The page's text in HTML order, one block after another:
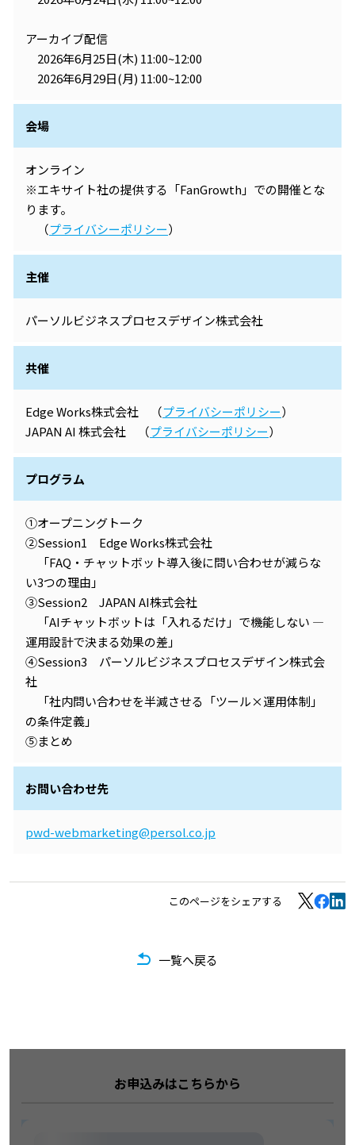
アーカイブ配信
2026年6月25日(木) 11:00~12:00
2026年6月29日(月) 11:00~12:00
会場
オンライン
※エキサイト社の提供する「FanGrowth」での開催とな
ります。
（プライバシーポリシー）
主催
パーソルビジネスプロセスデザイン株式会社
共催
Edge Works株式会社 （プライバシーポリシー）
JAPAN AI 株式会社 （プライバシーポリシー）
プログラム
①オープニングトーク
②Session1 Edge Works株式会社
「FAQ・チャットボット導入後に問い合わせが減らな
い3つの理由」
③Session2 JAPAN AI株式会社
「AIチャットボットは「入れるだけ」で機能しない ―
運用設計で決まる効果の差」
④Session3 パーソルビジネスプロセスデザイン株式会
社
「社内問い合わせを半減させる「ツール×運用体制」
の条件定義」
⑤まとめ
お問い合わせ先
pwd-webmarketing@persol.co.jp
このページをシェアする
一覧へ戻る
お申込みはこちらから